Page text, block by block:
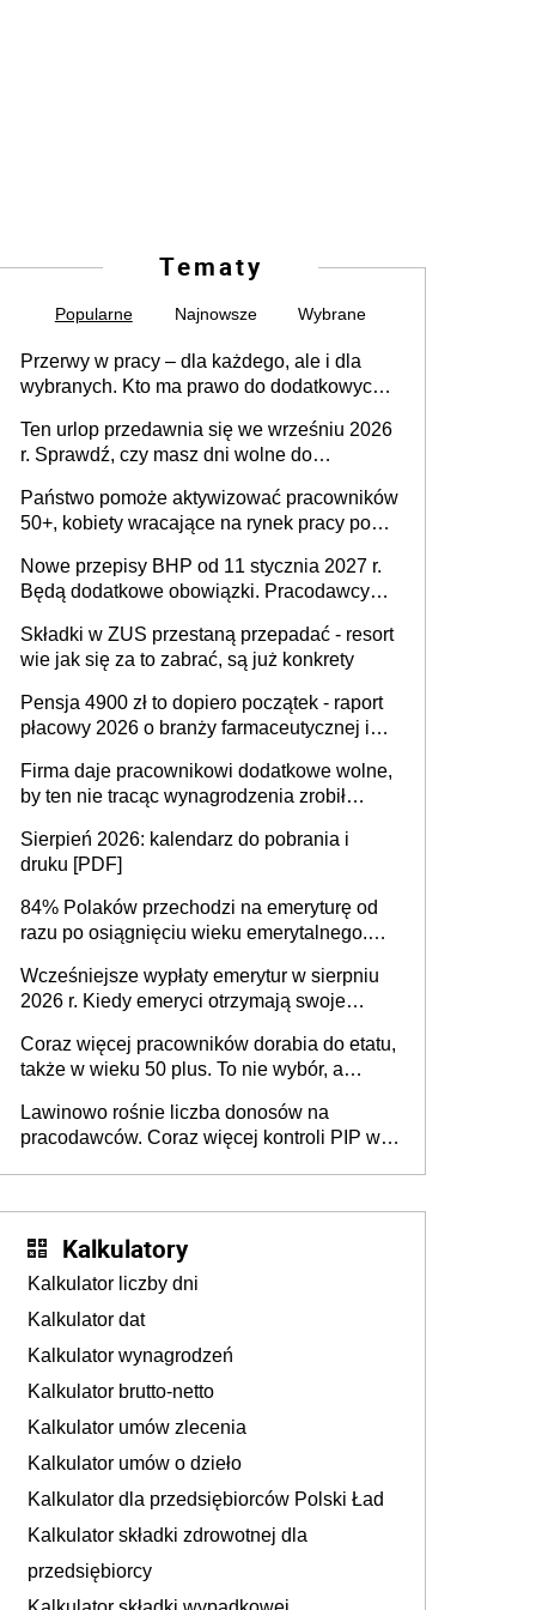
Tematy
Popularne Najnowsze Wybrane
Przerwy w pracy – dla każdego, ale i dla
wybranych. Kto ma prawo do dodatkowych
Ten urlop przedawnia się we wrześniu 2026
r. Sprawdź, czy masz dni wolne do
Państwo pomoże aktywizować pracowników
50+, kobiety wracające na rynek pracy po
osoby neuroatypowe. Powstanie Fundusz
na rzecz Inkluzywności w Zatrudnianiu?
Nowe przepisy BHP od 11 stycznia 2027 r.
Będą dodatkowe obowiązki. Pracodawcy
Składki w ZUS przestaną przepadać - resort
wie jak się za to zabrać, są już konkrety
Pensja 4900 zł to dopiero początek - raport
płacowy 2026 o branży farmaceutycznej i
Firma daje pracownikowi dodatkowe wolne,
by ten nie tracąc wynagrodzenia zrobił
sprawdza
Sierpień 2026: kalendarz do pobrania i
druku [PDF]
84% Polaków przechodzi na emeryturę od
razu po osiągnięciu wieku emerytalnego.
dłużej, ale czy jest w stanie? Pracownicy
45+ to siła napędowa gospodarki
Wcześniejsze wypłaty emerytur w sierpniu
2026 r. Kiedy emeryci otrzymają swoje
Coraz więcej pracowników dorabia do etatu,
także w wieku 50 plus. To nie wybór, a
życia
Lawinowo rośnie liczba donosów na
pracodawców. Coraz więcej kontroli PIP w
Kalkulatory
Kalkulator liczby dni
Kalkulator dat
Kalkulator wynagrodzeń
Kalkulator brutto-netto
Kalkulator umów zlecenia
Kalkulator umów o dzieło
Kalkulator dla przedsiębiorców Polski Ład
Kalkulator składki zdrowotnej dla
przedsiębiorcy